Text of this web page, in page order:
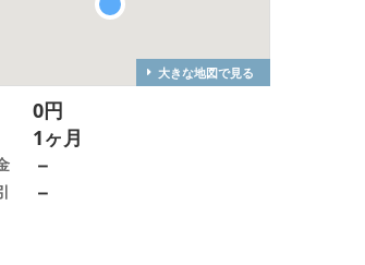
大きな地図で見る
0円
1ヶ月
－
－